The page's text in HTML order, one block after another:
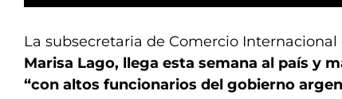
La subsecretaria de Comercio Internacional
Marisa Lago, llega esta semana al país y
“con altos funcionarios del gobierno